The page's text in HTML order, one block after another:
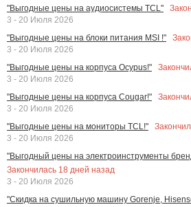
"Выгодные цены на аудиосистемы TCL"
3 - 20 Июля 2026
"Выгодные цены на блоки питания MSI !"
3 - 20 Июля 2026
"Выгодные цены на корпуса Ocypus!"
3 - 20 Июля 2026
"Выгодные цены на корпуса Cougar!"
3 - 20 Июля 2026
"Выгодные цены на мониторы TCL!"
3 - 20 Июля 2026
"Выгодный цены на электроинструменты
Закончилась 18 дней назад
3 - 20 Июля 2026
"Скидка на сушильную машину Gorenje,